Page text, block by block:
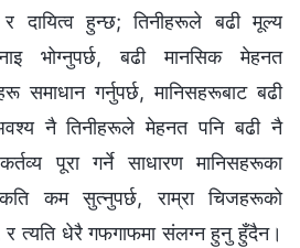
र दायित्व हुन्छ; तिनीहरूले बढी मूल्य
भोग्नुपर्छ, बढी मानसिक मेहनत
समाधान गर्नुपर्छ, मानिसहरूबाट बढी
नै तिनीहरूले मेहनत पनि बढी नै
पूरा गर्ने साधारण मानिसहरूका
कम सुत्नुपर्छ, राम्रा चिजहरूको
त्यति धेरै गफगाफमा संलग्‍न हुनु हुँदैन।